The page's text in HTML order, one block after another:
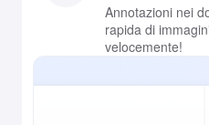
Annotazioni nei
rapida di
velocemente!